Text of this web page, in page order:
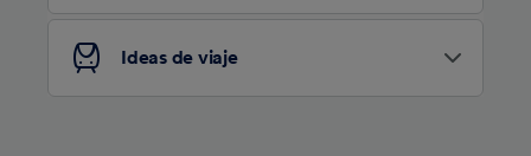
Ideas de viaje